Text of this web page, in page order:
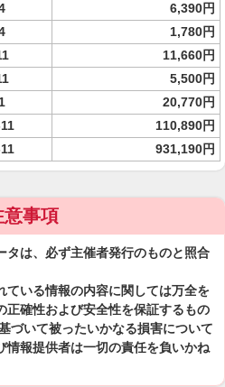
6,390円
1,780円
11,660円
5,500円
20,770円
110,890円
931,190円
意事項
タは、必ず主催者発行のものと照合
ている情報の内容に関しては万全を
正確性および安全性を保証するもの
づいて被ったいかなる損害について
情報提供者は一切の責任を負いかね